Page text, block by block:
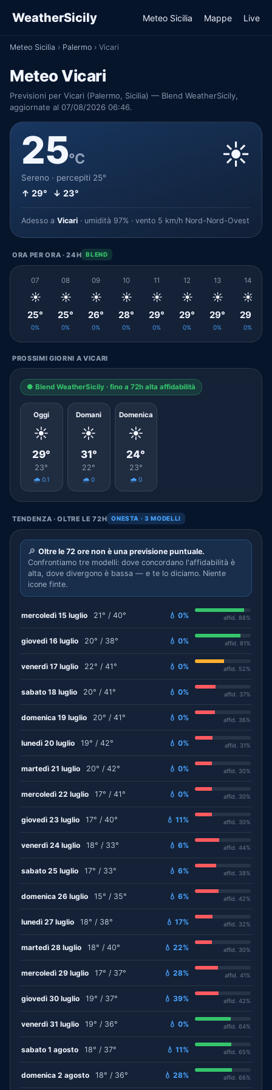
WeatherSicily Meteo Sicilia Mappe Live
Meteo Sicilia › Palermo › Vicari
Meteo Vicari
Previsioni per Vicari (Palermo, Sicilia) — Blend WeatherSicily,
aggiornate al 07/08/2026 06:46.
25°C
Sereno · percepiti 25°
↑ 29° ↓ 23°
☀️
Adesso a Vicari · umidità 97% · vento 5 km/h Nord-Nord-Ovest
ORA PER ORA · 24H BLEND
07
☀️
25°
0%
08
☀️
25°
0%
09
☀️
26°
0%
10
☀️
28°
0%
11
☀️
29°
0%
12
☀️
29°
0%
13
☀️
29°
0%
14
☀️
29°
0%
PROSSIMI GIORNI A VICARI
● Blend WeatherSicily · fino a 72h alta affidabilità
Oggi
☀️
29°
23°
🌧️ 0.1
Domani
☀️
31°
22°
🌧️ 0
Domenica
☀️
24°
23°
🌧️ 0
TENDENZA · OLTRE LE 72H ONESTA · 3 MODELLI
🔎 Oltre le 72 ore non è una previsione puntuale.
Confrontiamo tre modelli: dove concordano l'affidabilità è
alta, dove divergono è bassa — e te lo diciamo. Niente
icone finte.
mercoledì 15 luglio 21° / 40° 💧 0% affid. 88%
giovedì 16 luglio 20° / 38° 💧 0% affid. 81%
venerdì 17 luglio 22° / 41° 💧 0% affid. 52%
sabato 18 luglio 20° / 41° 💧 0% affid. 37%
domenica 19 luglio 20° / 41° 💧 0% affid. 36%
lunedì 20 luglio 19° / 42° 💧 0% affid. 31%
martedì 21 luglio 20° / 42° 💧 0% affid. 30%
mercoledì 22 luglio 17° / 41° 💧 0% affid. 30%
giovedì 23 luglio 17° / 40° 💧 11% affid. 30%
venerdì 24 luglio 18° / 33° 💧 6% affid. 44%
sabato 25 luglio 17° / 33° 💧 6% affid. 38%
domenica 26 luglio 15° / 35° 💧 6% affid. 42%
lunedì 27 luglio 18° / 38° 💧 17% affid. 32%
martedì 28 luglio 18° / 40° 💧 22% affid. 30%
mercoledì 29 luglio 17° / 37° 💧 28% affid. 41%
giovedì 30 luglio 19° / 37° 💧 39% affid. 42%
venerdì 31 luglio 19° / 36° 💧 0% affid. 64%
sabato 1 agosto 18° / 37° 💧 11% affid. 65%
domenica 2 agosto 18° / 36° 💧 28% affid. 66%